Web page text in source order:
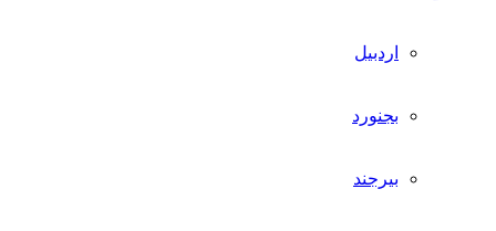
اردبیل
بجنورد
بیرجند